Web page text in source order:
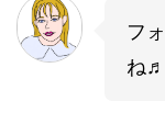
フ
ね♬